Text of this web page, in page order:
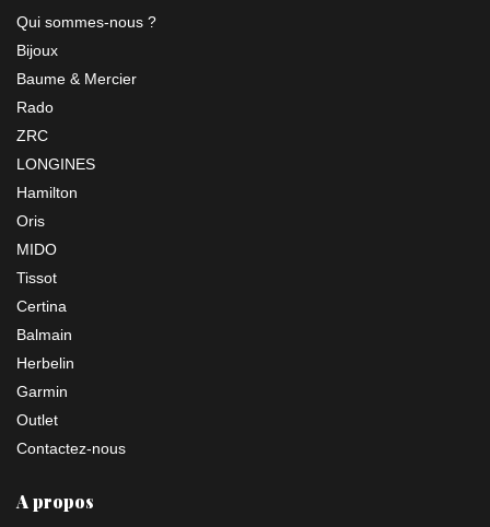
Qui sommes-nous ?
Bijoux
Baume & Mercier
Rado
ZRC
LONGINES
Hamilton
Oris
MIDO
Tissot
Certina
Balmain
Herbelin
Garmin
Outlet
Contactez-nous
A propos